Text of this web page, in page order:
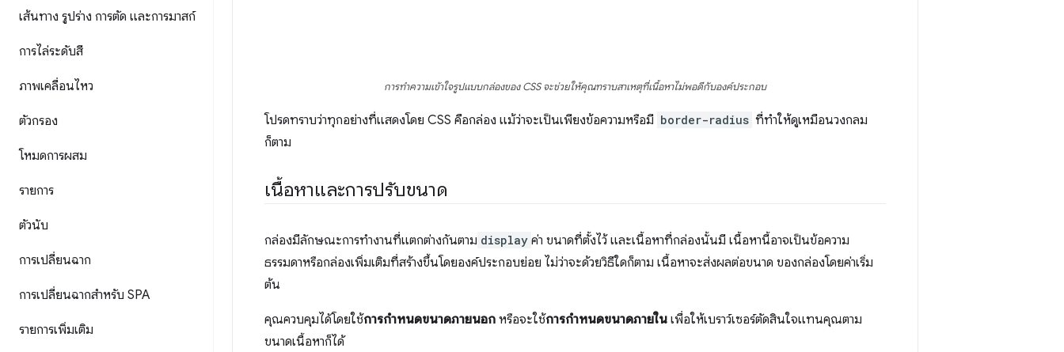
เส้นทาง รูปร่าง การตัด และการมาสก์
การไล่ระดับสี
ภาพเคลื่อนไหว
ตัวกรอง
โหมดการผสม
รายการ
ตัวนับ
การเปลี่ยนฉาก
การเปลี่ยนฉากสำหรับ SPA
รายการเพิ่มเติม
การทำความเข้าใจรูปแบบกล่องของ CSS จะช่วยให้คุณทราบสาเหตุที่เนื้อหาไม่พอดีกับองค์ประกอบ
โปรดทราบว่าทุกอย่างที่แสดงโดย CSS คือกล่อง แม้ว่าจะเป็นเพียงข้อความหรือมี border-radius ที่ทำให้ดูเหมือนวงกลม
ก็ตาม
เนื้อหาและการปรับขนาด
กล่องมีลักษณะการทำงานที่แตกต่างกันตาม display ค่า ขนาดที่ตั้งไว้ และเนื้อหาที่กล่องนั้นมี เนื้อหานี้อาจเป็นข้อความ
ธรรมดาหรือกล่องเพิ่มเติมที่สร้างขึ้นโดยองค์ประกอบย่อย ไม่ว่าจะด้วยวิธีใดก็ตาม เนื้อหาจะส่งผลต่อขนาด ของกล่องโดยค่าเริ่ม
ต้น
คุณควบคุมได้โดยใช้การกำหนดขนาดภายนอก หรือจะใช้การกำหนดขนาดภายใน เพื่อให้เบราว์เซอร์ตัดสินใจแทนคุณตาม
ขนาดเนื้อหาก็ได้